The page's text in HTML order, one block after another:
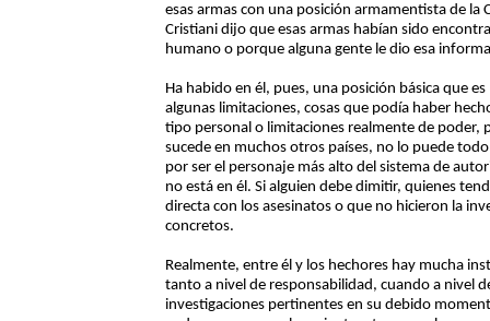
esas armas con una posición armamentista de
Cristiani dijo que esas armas habían sido
humano o porque alguna gente le dio esa
Ha habido en él, pues, una posición básica que
algunas limitaciones, cosas que podía haber
tipo personal o limitaciones realmente de poder,
sucede en muchos otros países, no lo puede
por ser el personaje más alto del sistema de
no está en él. Si alguien debe dimitir, quienes
directa con los asesinatos o que no hicieron la
concretos.
Realmente, entre él y los hechores hay mucha
tanto a nivel de responsabilidad, cuando a nivel
investigaciones pertinentes en su debido